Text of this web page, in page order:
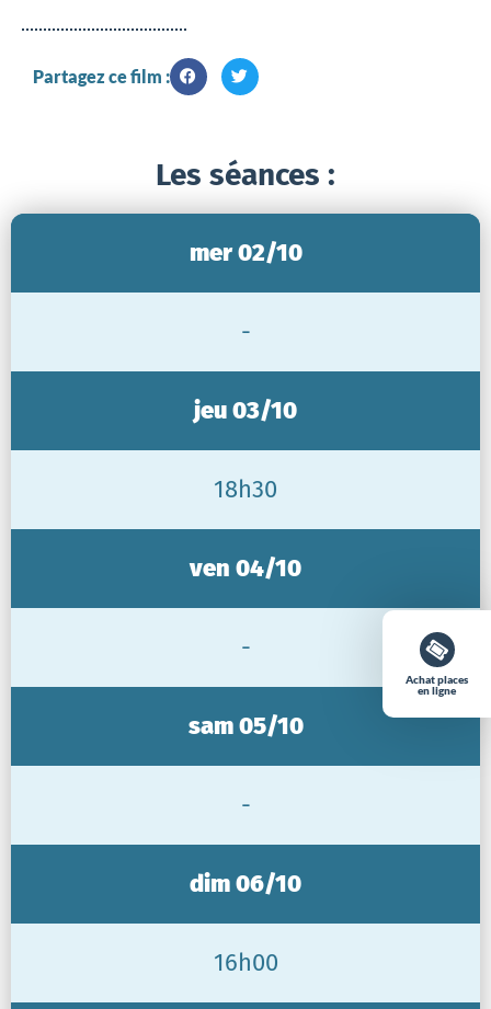
Partagez ce film :
Les séances :
Achat places
en ligne
mer 02/10
-
jeu 03/10
18h30
ven 04/10
-
sam 05/10
-
dim 06/10
16h00